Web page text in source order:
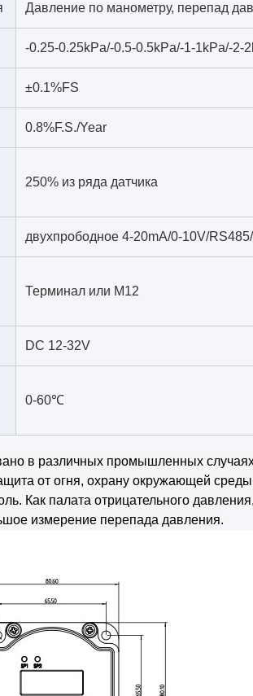
Давление по манометру, перепад
-0.25-0.25kPa/-0.5-0.5kPa/-1-1kPa/-2-
±0.1%FS
0.8%F.S./Year
250% из ряда датчика
двухпрободное 4-20mA/0-10V/
Терминал или M12
DC 12-32V
0-60℃
в различных промышленных
от огня, охрану окружающей
Как палата отрицательного
измерение перепада давления.